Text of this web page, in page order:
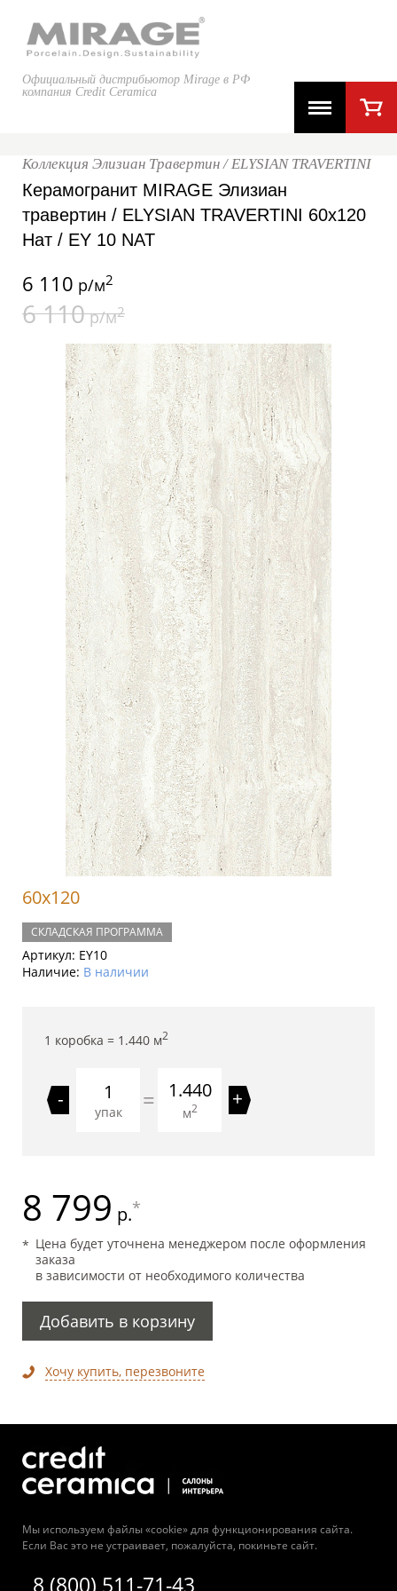
Официальный дистрибьютор Mirage в РФ
компания Credit Ceramica
Коллекция Элизиан Травертин / ELYSIAN TRAVERTINI
Керамогранит MIRAGE Элизиан
травертин / ELYSIAN TRAVERTINI 60x120
Нат / EY 10 NAT
6 110 р/м2
6 110р/м2
60x120
СКЛАДСКАЯ ПРОГРАММА
Артикул: EY10
Наличие: В наличии
1 коробка = 1.440 м2
-
упак = 1.440
м2 +
8 799 р.*
Цена будет уточнена менеджером после оформления
заказа
в зависимости от необходимого количества
Добавить в корзину
Хочу купить, перезвоните
Мы используем файлы «cookie» для функционирования сайта.
Если Вас это не устраивает, пожалуйста, покиньте сайт.
8 (800) 511-71-43